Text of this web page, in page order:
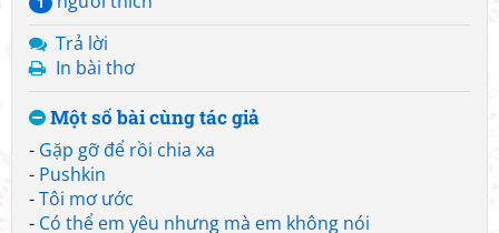
Trả lời
In bài thơ
Một số bài cùng tác giả
- Gặp gỡ để rồi chia xa
- Pushkin
-Tôi mơ ước
- Có thể em yêu nhưng mà em không nói